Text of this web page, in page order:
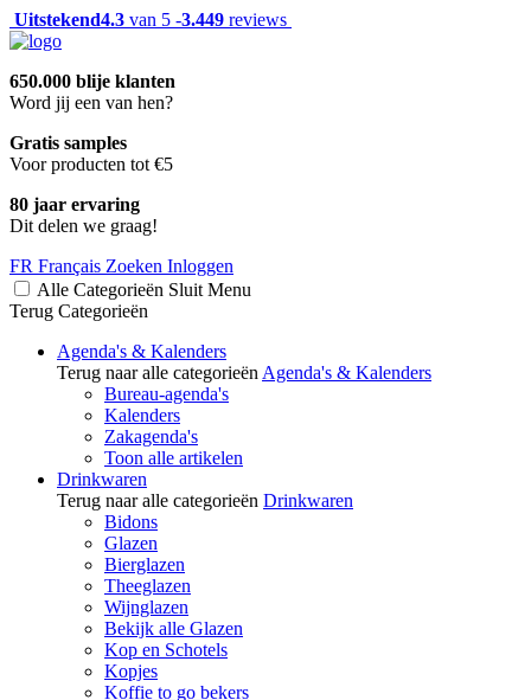
Uitstekend4.3 van 5 -3.449 reviews
650.000 blije klanten
Word jij een van hen?
Gratis samples
Voor producten tot €5
80 jaar ervaring
Dit delen we graag!
FR Français Zoeken Inloggen
Alle Categorieën Sluit Menu
Terug Categorieën
Agenda's & Kalenders
Terug naar alle categorieën Agenda's & Kalenders
Bureau-agenda's
Kalenders
Zakagenda's
Toon alle artikelen
Drinkwaren
Terug naar alle categorieën Drinkwaren
Bidons
Glazen
Bierglazen
Theeglazen
Wijnglazen
Bekijk alle Glazen
Kop en Schotels
Kopjes
Koffie to go bekers